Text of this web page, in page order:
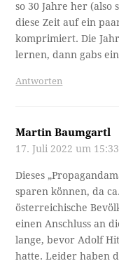
so 30 Jahre her
diese Zeit auf ein
komprimiert. Die
lernen, dann gabs
Antworten
Martin Baumgartl
17. Juli 2022 um
Dieses
sparen können, da
österreichische
einen Anschluss an
lange, bevor Adolf
hatte. Leider haben